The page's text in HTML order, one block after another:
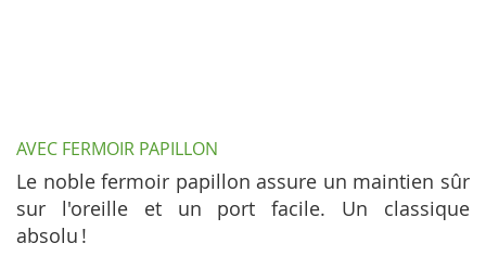
AVEC FERMOIR PAPILLON
Le noble fermoir papillon assure un maintien sûr
sur l'oreille et un port facile. Un classique
absolu !